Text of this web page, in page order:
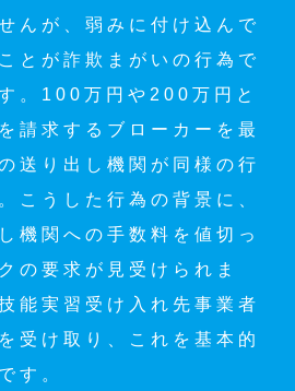
んが、弱みに付け込んで
とが詐欺まがいの行為で
。100万円や200万円と
請求するブローカーを最
送り出し機関が同様の行
こうした行為の背景に、
機関への手数料を値切っ
の要求が見受けられま
能実習受け入れ先事業者
受け取り、これを基本的
す。